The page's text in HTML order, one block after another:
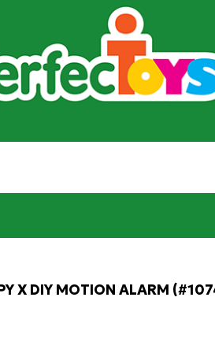
X DIY MOTION ALARM